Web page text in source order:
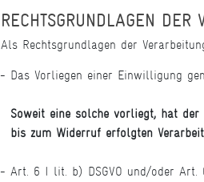
RECHTSGRUNDLAGEN DER
Als Rechtsgrundlagen der
Das Vorliegen einer Einwilligung
Soweit eine solche vorliegt, hat
bis zum Widerruf erfolgten
Art. 6 I lit. b) DSGVO und/oder Art.